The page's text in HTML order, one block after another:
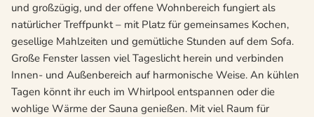
und großzügig, und der offene Wohnbereich fungiert als
natürlicher Treffpunkt – mit Platz für gemeinsames Kochen,
gesellige Mahlzeiten und gemütliche Stunden auf dem Sofa.
Große Fenster lassen viel Tageslicht herein und verbinden
Innen- und Außenbereich auf harmonische Weise. An kühlen
Tagen könnt ihr euch im Whirlpool entspannen oder die
wohlige Wärme der Sauna genießen. Mit viel Raum für